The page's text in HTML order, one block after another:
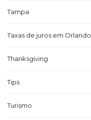
Tampa
Taxas de juros em Orlando
Thanksgiving
Tips
Turismo